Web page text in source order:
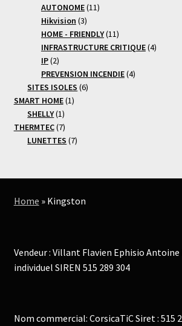
AUTONOME 1111
Hikvision 33
produits
HOME - FRIENDLY 1111
produits
INFRASTRUCTURE CRITIQUE 44
IP 22
produits
PREVENSION INCENDIE 44
SITES ISOLES 66
SMART HOME 11
SHELLY 11
produit
THERMTEC 77
produits
LUNETTES 77
Home »Kingston
Vendeur : Villant Flavien Ephisio
individuel SIREN 515 289 304
Nom commercial: CorsicaTiC Siret : 515